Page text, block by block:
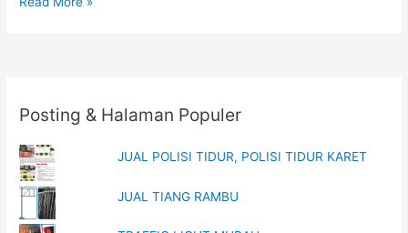
Posting & Halaman Populer
JUAL POLISI TIDUR, POLISI TIDUR KARET
JUAL TIANG RAMBU